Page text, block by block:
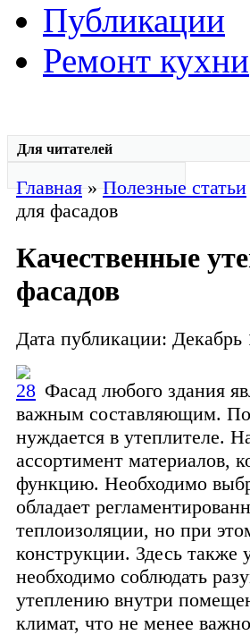
Публикации
Ремонт кухни
Для читателей
Главная»Полезные статьи
для фасадов
Качественные
фасадов
Дата публикации: Декабрь
Фасад любого здания
важным составляющим.
нуждается в утеплителе.
ассортимент материалов,
функцию. Необходимо
обладает
теплоизоляции, но при
конструкции. Здесь
необходимо соблюдать
утеплению внутри
климат, что не менее